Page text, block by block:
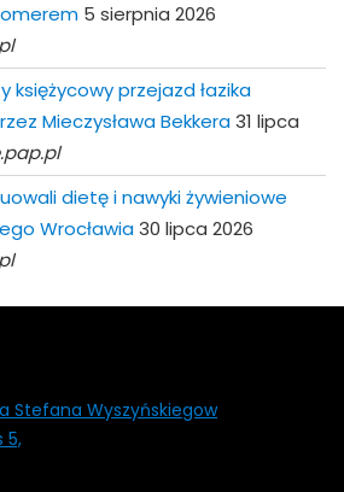
5 sierpnia 2026
przejazd łazika
Mieczysława Bekkera31 lipca
dietę i nawyki żywieniowe
Wrocławia30 lipca 2026
Stefana Wyszyńskiegow
5,